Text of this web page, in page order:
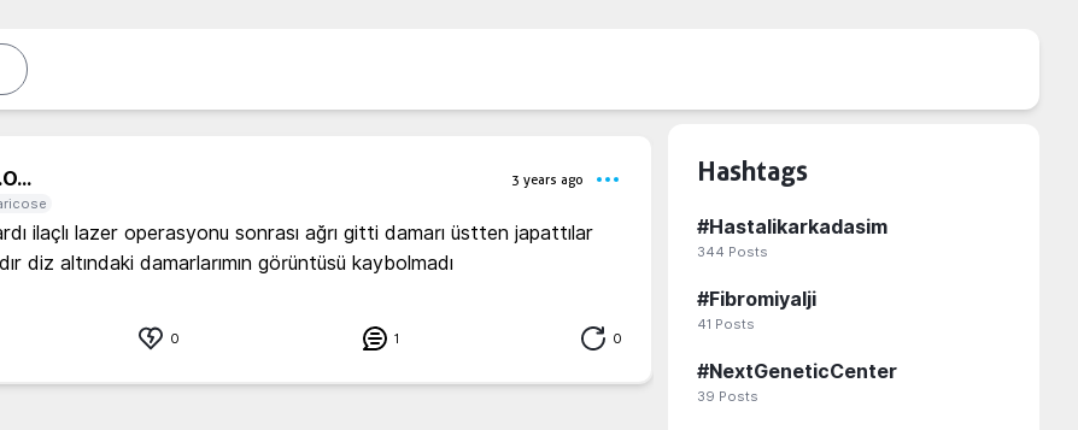
O...
3 years ago
ilaçlı lazer operasyonu sonrası ağrı gitti damarı üstten japattılar
diz altındaki damarlarımın görüntüsü kaybolmadı
0 1 0
Hashtags
#Hastalikarkadasim
344 Posts
#Fibromiyalji
41 Posts
#NextGeneticCenter
39 Posts